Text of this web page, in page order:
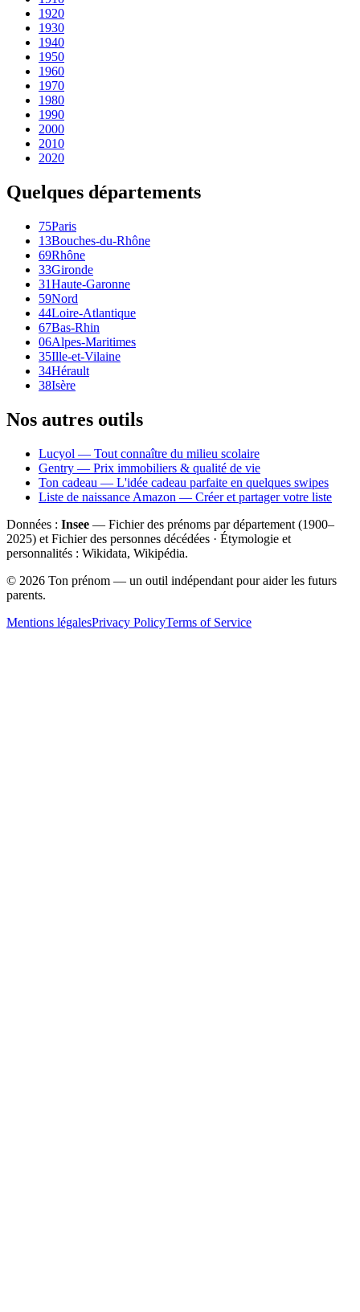
1920
1930
1940
1950
1960
1970
1980
1990
2000
2010
2020
Quelques départements
75Paris
13Bouches-du-Rhône
69Rhône
33Gironde
31Haute-Garonne
59Nord
44Loire-Atlantique
67Bas-Rhin
06Alpes-Maritimes
35Ille-et-Vilaine
34Hérault
38Isère
Nos autres outils
Lucyol — Tout connaître du milieu scolaire
Gentry — Prix immobiliers & qualité de vie
Ton cadeau — L'idée cadeau parfaite en quelques swipes
Liste de naissance Amazon — Créer et partager votre liste
Données : Insee — Fichier des prénoms par département (1900–
2025) et Fichier des personnes décédées · Étymologie et
personnalités : Wikidata, Wikipédia.
© 2026 Ton prénom — un outil indépendant pour aider les futurs
parents.
Mentions légalesPrivacy PolicyTerms of Service